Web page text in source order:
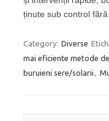
ținute sub control
Category: Diverse
mai eficiente metode
buruieni sere/solarii ,